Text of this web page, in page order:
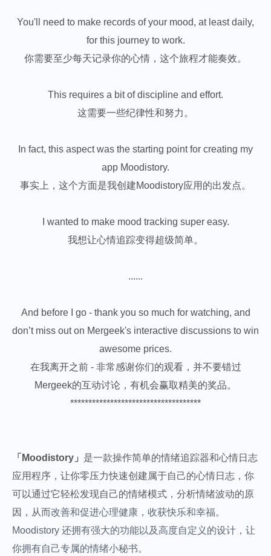
You'll need to make records of your mood, at least daily,
for this journey to work.
你需要至少每天记录你的心情，这个旅程才能奏效。
This requires a bit of discipline and effort.
这需要一些纪律性和努力。
In fact, this aspect was the starting point for creating my
app Moodistory.
事实上，这个方面是我创建Moodistory应用的出发点。
I wanted to make mood tracking super easy.
我想让心情追踪变得超级简单。
......
And before I go - thank you so much for watching, and
don’t miss out on Mergeek's interactive discussions to win
awesome prices.
在我离开之前 - 非常感谢你们的观看，并不要错过
Mergeek的互动讨论，有机会赢取精美的奖品。
************************************
「Moodistory」 是一款操作简单的情绪追踪器和心情日志
应用程序，让你零压力快速创建属于自己的心情日志，你
可以通过它轻松发现自己的情绪模式，分析情绪波动的原
因，从而改善和促进心理健康，收获快乐和幸福。
Moodistory 还拥有强大的功能以及高度自定义的设计，让
你拥有自己专属的情绪小秘书。